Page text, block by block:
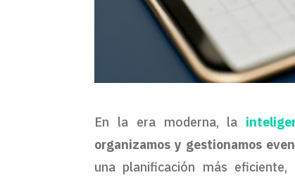
En la era moderna, la
organizamos y gestionamos
una planificación más